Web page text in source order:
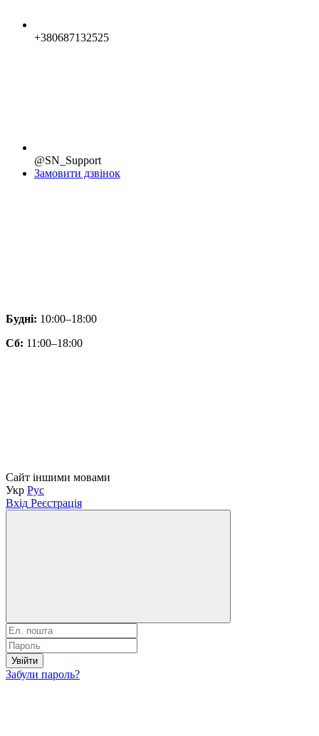
+380687132525
@SN_Support
Замовити дзвінок
Будні: 10:00–18:00
Сб: 11:00–18:00
Сайт іншими мовами
Укр Рус
Вхід Реєстрація
Увійти
Забули пароль?